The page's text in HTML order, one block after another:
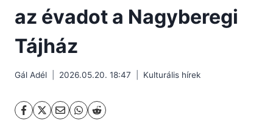
az évadot a Nagyberegi
Tájház
Gál Adél 2026.05.20. 18:47 Kulturális hírek